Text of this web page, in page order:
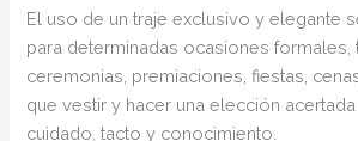
El uso de un traje exclusivo y elegante
para determinadas ocasiones formales,
ceremonias, premiaciones, fiestas,
que vestir y hacer una elección
cuidado, tacto y conocimiento.